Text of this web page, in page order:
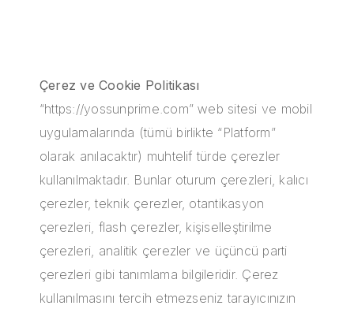
Çerez ve Cookie Politikası
“https://yossunprime.com” web sitesi ve mobil
uygulamalarında (tümü birlikte “Platform”
olarak anılacaktır) muhtelif türde çerezler
kullanılmaktadır. Bunlar oturum çerezleri, kalıcı
çerezler, teknik çerezler, otantikasyon
çerezleri, flash çerezler, kişiselleştirilme
çerezleri, analitik çerezler ve üçüncü parti
çerezleri gibi tanımlama bilgileridir. Çerez
kullanılmasını tercih etmezseniz tarayıcınızın